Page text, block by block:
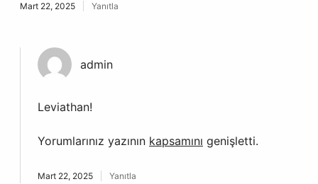
Mart 22, 2025 Yanıtla
admin
Leviathan!
Yorumlarınız yazının kapsamını genişletti.
Mart 22, 2025 Yanıtla